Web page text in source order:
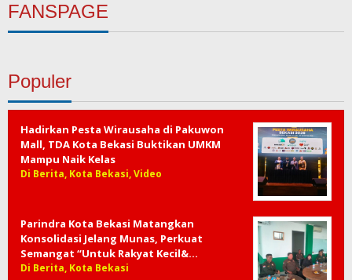
FANSPAGE
Populer
Hadirkan Pesta Wirausaha di Pakuwon
Mall, TDA Kota Bekasi Buktikan UMKM
Mampu Naik Kelas
Di Berita, Kota Bekasi, Video
Parindra Kota Bekasi Matangkan
Konsolidasi Jelang Munas, Perkuat
Semangat “Untuk Rakyat Kecil&…
Di Berita, Kota Bekasi